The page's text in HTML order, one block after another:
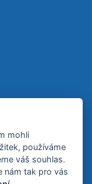
mohli
používáme
váš souhlas.
nám tak pro vás